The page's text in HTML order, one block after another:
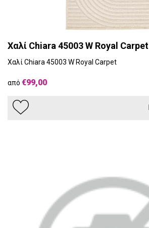
Χαλί Chiara 45003 W Royal Carpet
Χαλί Chiara 45003 W Royal Carpet
από €99,00